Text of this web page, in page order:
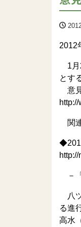
2012
1月
とす
意
関
－
八
る進
高水